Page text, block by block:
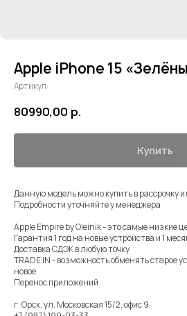
Apple iPhone 15
Артикул:
80990,00 р.
Купить
Данную модель можно купить в рассрочку
Подробности уточняйте у менеджера
Apple Empire by Oleinik - это самые низкие
Гарантия 1 год на новые устройства и 1
Доставка СДЭК в любую точку
TRADE IN - возможность обменять старое
новое
Перенос приложений
г. Орск, ул. Московская 15/2, офис 9